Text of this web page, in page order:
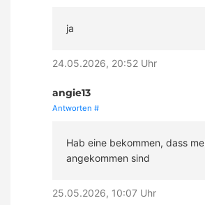
ja
24.05.2026, 20:52 Uhr
angie13
Antworten #
Hab eine bekommen, dass
angekommen sind
25.05.2026, 10:07 Uhr